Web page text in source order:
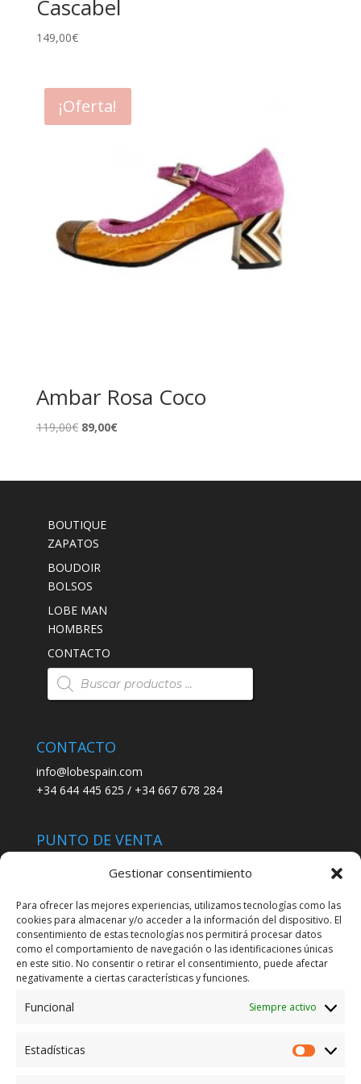
Gestionar consentimiento
Para ofrecer las mejores experiencias, utilizamos tecnologías como las
cookies para almacenar y/o acceder a la información del dispositivo. El
consentimiento de estas tecnologías nos permitirá procesar datos
como el comportamiento de navegación o las identificaciones únicas
en este sitio. No consentir o retirar el consentimiento, puede afectar
negativamente a ciertas características y funciones.
Funcional Siempre activo
Estadísticas
Cascabel
149,00€
¡Oferta!
Ambar Rosa Coco
119,00€ El
era:
89,00€El
es:
BOUTIQUE
ZAPATOS
BOUDOIR
BOLSOS
LOBE MAN
HOMBRES
CONTACTO
Búsqueda
de
productos
CONTACTO
info@lobespain.com
+34 644 445 625 / +34 667 678 284
PUNTO DE VENTA
C/ San José 6, 11004 Cádiz
LEGAL
POLÍTICA DE ENVÍO
TERMINOS Y CONDICIONES